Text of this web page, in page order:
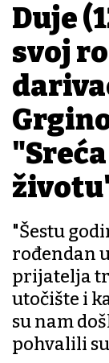
Duje
svoj
"Šestu
rođendan
prijatelja
utočište i
su nam
pohvalili